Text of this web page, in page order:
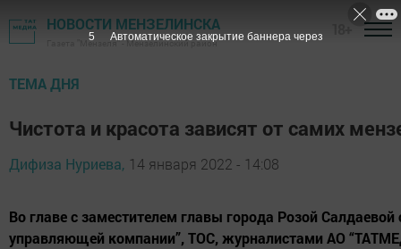
НОВОСТИ МЕНЗЕЛИНСКА
Газета "Мензеля" - Мензелинский район
ТЕМА ДНЯ
Чистота и красота зависят от самих
Дифиза Нуриева, 14 января 2022 - 14:08
Во главе с заместителем главы города Розой
управляющей компании”, ТОС, журналистами АО
4 Автоматическое закрытие баннера через